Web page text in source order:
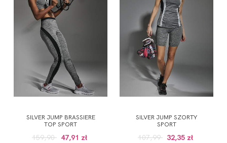
SILVER JUMP BRASSIERE
TOP SPORT
159,90 47,91 zł
SILVER JUMP SZORTY
SPORT
107,99 32,35 zł